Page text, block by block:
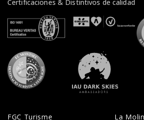
Certificaciones & Distintivos de calidad
Veure certificats
Veure certificats
FGC Turisme
La